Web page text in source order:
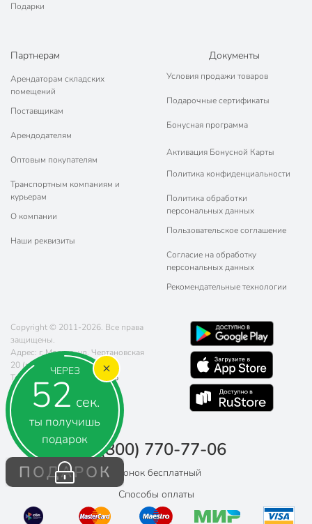
ЧЕРЕЗ
52 сек.
ты получишь
подарок
ПОДАРОК
Подарки
Партнерам
Арендаторам складских
помещений
Поставщикам
Арендодателям
Оптовым покупателям
Транспортным компаниям и
курьерам
О компании
Наши реквизиты
Документы
Условия продажи товаров
Подарочные сертификаты
Бонусная программа
Активация Бонусной Карты
Политика конфиденциальности
Политика обработки
персональных данных
Пользовательское соглашение
Согласие на обработку
персональных данных
Рекомендательные технологии
Copyright © 2011-2026. Все права
защищены.
Адрес: г. Москва, ул. Чертановская
20 (метро Южная)
Телефон:
8 (800) 770-77-06
Почта:sales@poryadok.ru
8 (800) 770-77-06
Звонок бесплатный
Способы оплаты